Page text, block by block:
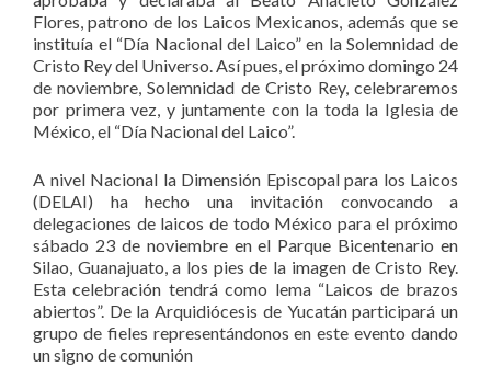
Flores, patrono de los Laicos Mexicanos, además que se
instituía el “Día Nacional del Laico” en la Solemnidad de
Cristo Rey del Universo. Así pues, el próximo domingo 24
de noviembre, Solemnidad de Cristo Rey, celebraremos
por primera vez, y juntamente con la toda la Iglesia de
México, el “Día Nacional del Laico”.
A nivel Nacional la Dimensión Episcopal para los Laicos
(DELAI) ha hecho una invitación convocando a
delegaciones de laicos de todo México para el próximo
sábado 23 de noviembre en el Parque Bicentenario en
Silao, Guanajuato, a los pies de la imagen de Cristo Rey.
Esta celebración tendrá como lema “Laicos de brazos
abiertos”. De la Arquidiócesis de Yucatán participará un
grupo de fieles representándonos en este evento dando
un signo de comunión